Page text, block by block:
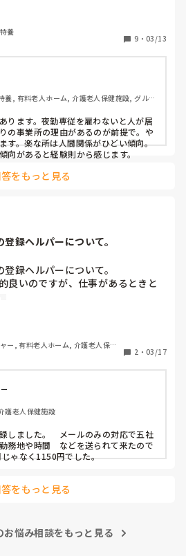
、私は考えます。
はありません。殺人教唆であり、自殺
害者医療制度や、指定難病の医療費助
ことになりますか？どうせ治らないん
ティグマになってしまいます。生きて
レッテルを貼ることにもなるのです。
「終末期だから何もしないと言われて
いった。死ぬ間際まで苦しまなければ
に静かに逝けるようにするのも医療で
も多いです。それもまた、余生のQOL
のです。
を選ぶのも、余命を受け入れて何もし
、選ぶ権利は本人にあります。たとえ
。本人の意志が確認できないから、支
いいことにはなりません。それをうた
るということは生存権や必要最低限度
とになるので、憲法第25条が邪魔にな
周病になり、予約制で、ほっとけ
費、物価高と、生活もあり。
人保健施設、グループホ―厶。
ってくれるかな?と思ってますが。
どんな感じか教えて下さい。
必須です。
養
9 ・ 03/13
養, 有料老人ホーム, 介護老人保健施設, グルー
ります。夜勤専従を雇わないと人が居
の事業所の理由があるのが前提で。や
す。楽な所は人間関係がひどい傾向。
向があると経験則から感じます。
をもっと見る
録ヘルパーについて。
録ヘルパーについて。
良いのですが、仕事があるときと
ー, 有料老人ホーム, 介護老人保健
2 ・ 03/17
護老人保健施設
しました。　メールのみの対応で五社
務地や時間　などを送られて来たので
じゃなく1150円でした。
をもっと見る
お悩み相談をもっと見る